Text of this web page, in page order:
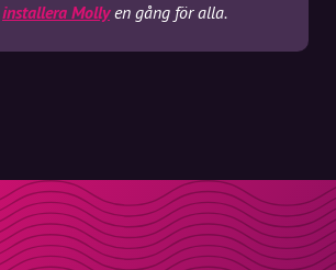
installera Mollyen gång för alla.